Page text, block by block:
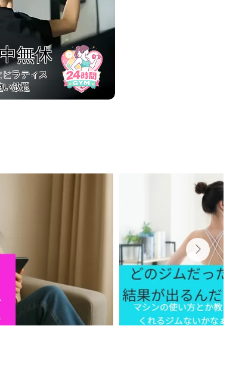
無休
ピラティス
い放題